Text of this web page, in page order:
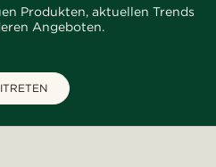
Produkten, aktuellen Trends
Angeboten.